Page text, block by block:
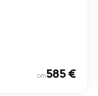
от585 €